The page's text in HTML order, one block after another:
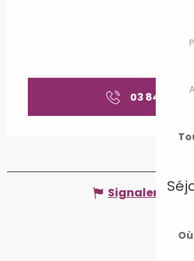
03 84 92 99
Signaler une